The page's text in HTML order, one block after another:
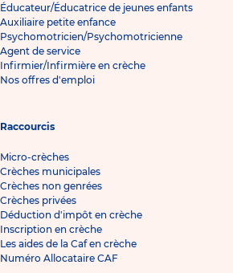
Éducateur/Éducatrice de jeunes enfants
Auxiliaire petite enfance
Psychomotricien/Psychomotricienne
Agent de service
Infirmier/Infirmière en crèche
Nos offres d'emploi
Raccourcis
Micro-crèches
Crèches municipales
Crèches non genrées
Crèches privées
Déduction d'impôt en crèche
Inscription en crèche
Les aides de la Caf en crèche
Numéro Allocataire CAF